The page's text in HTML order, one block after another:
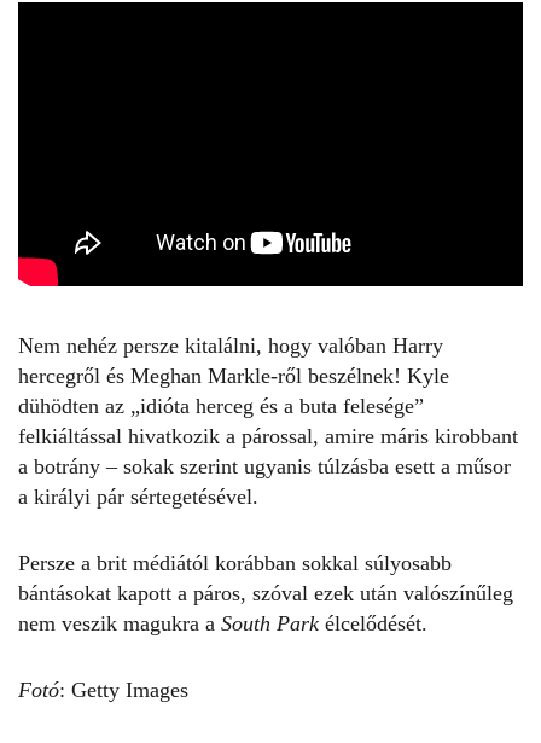
Nem nehéz persze kitalálni, hogy valóban Harry
hercegről és Meghan Markle-ről beszélnek! Kyle
dühödten az „idióta herceg és a buta felesége”
felkiáltással hivatkozik a párossal, amire máris kirobbant
a botrány – sokak szerint ugyanis túlzásba esett a műsor
a királyi pár sértegetésével.
Persze a brit médiától korábban sokkal súlyosabb
bántásokat kapott a páros, szóval ezek után valószínűleg
nem veszik magukra a South Park élcelődését.
Fotó: Getty Images